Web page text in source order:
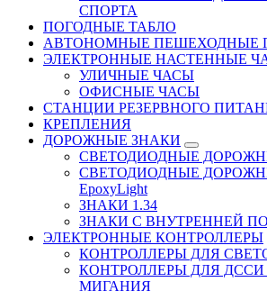
СПОРТА
ПОГОДНЫЕ ТАБЛО
АВТОНОМНЫЕ ПЕШЕХОДНЫЕ
ЭЛЕКТРОННЫЕ НАСТЕННЫЕ
УЛИЧНЫЕ ЧАСЫ
ОФИСНЫЕ ЧАСЫ
СТАНЦИИ РЕЗЕРВНОГО
КРЕПЛЕНИЯ
ДОРОЖНЫЕ ЗНАКИ
СВЕТОДИОДНЫЕ
СВЕТОДИОДНЫЕ
EpoxyLight
ЗНАКИ 1.34
ЗНАКИ С ВНУТРЕННЕЙ
ЭЛЕКТРОННЫЕ КОНТРОЛЛЕРЫ
КОНТРОЛЛЕРЫ ДЛЯ
КОНТРОЛЛЕРЫ ДЛЯ
МИГАНИЯ